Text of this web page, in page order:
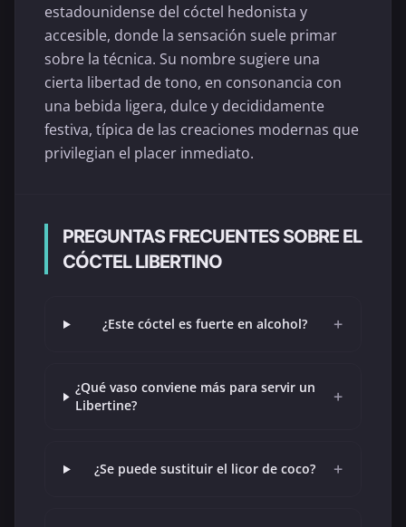
estadounidense del cóctel hedonista y
accesible, donde la sensación suele primar
sobre la técnica. Su nombre sugiere una
cierta libertad de tono, en consonancia con
una bebida ligera, dulce y decididamente
festiva, típica de las creaciones modernas que
privilegian el placer inmediato.
PREGUNTAS FRECUENTES SOBRE EL
CÓCTEL LIBERTINO
¿Este cóctel es fuerte en alcohol? +
¿Qué vaso conviene más para servir un
Libertine?
+
¿Se puede sustituir el licor de coco? +